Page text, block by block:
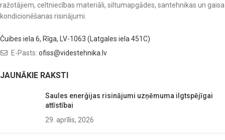
ražotājiem, celtniecības materiāli, siltumapgādes, santehnikas un gaisa
kondicionēšanas risinājumi.
Čuibes iela 6, Rīga, LV-1063 (Latgales iela 451C)
E-Pasts: ofiss@videstehnika.lv
JAUNĀKIE RAKSTI
Saules enerģijas risinājumi uzņēmuma ilgtspējīgai
attīstībai
29. aprīlis, 2026